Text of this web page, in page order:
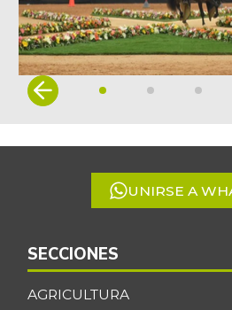
Item
5
UNIRSE A
SECCIONES
AGRICULTURA